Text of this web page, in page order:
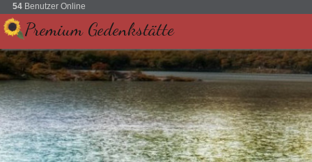
54 Benutzer Online
Premium Gedenkstätte